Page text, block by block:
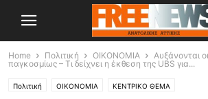
Home Πολιτική OIKONOMIA
Αυξάνονται
παγκοσμίως – Τι δείχνει η έκθεση της UBS για...
Πολιτική OIKONOMIA ΚΕΝΤΡΙΚΟ ΘΕΜΑ